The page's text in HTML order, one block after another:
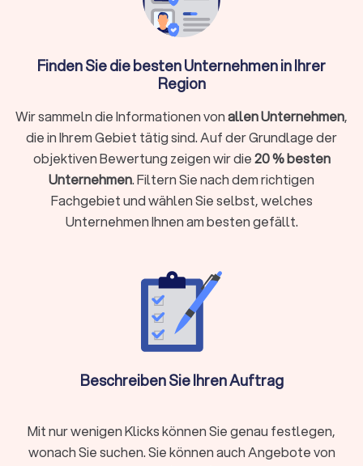
→Auf- und Abbau der Ausrüstung
Einigeprofessionelle DJsarbeiten zusätzlich mit Live-
Musikern zusammen oder bieten Entertainment-Extras wie
Fotoboxenan. Auf Trustlocal finden Sie einen für Sie
passenden professionellen DJ-Service, der Ihre
Veranstaltung mit dem perfekten Soundtrack untermalt und
für die richtige Stimmung sorgt.
Paketpreisen
bezahlen pauschal für einen Auftritt von einer bestimmten
Stundenanzahl, zum Beispiel zwei oder acht Stunden.
Typische DJ-Paketpreise: DJ-Paketpreisereichen oft
Tonanlage, Lichttechnik), sowie Auf- und Abbau. Gegen
einen Aufpreis erhalten Sie oft Extras wie ein
Finden Sie die besten Unternehmen in Ihrer
Region
Wir sammeln die Informationen vonallen Unternehmen,
die in Ihrem Gebiet tätig sind. Auf der Grundlage der
objektiven Bewertung zeigen wir die20 % besten
Unternehmen. Filtern Sie nach dem richtigen
Fachgebiet und wählen Sie selbst, welches
Unternehmen Ihnen am besten gefällt.
Beschreiben Sie Ihren Auftrag
Mit nur wenigen Klicks können Sie genau festlegen,
wonach Sie suchen. Sie können auch Angebote von